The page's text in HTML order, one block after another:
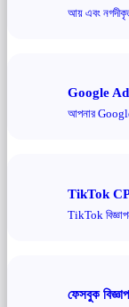
আয় এবং
Google
আপনার Google
TikTok
TikTok
ফেসবুক